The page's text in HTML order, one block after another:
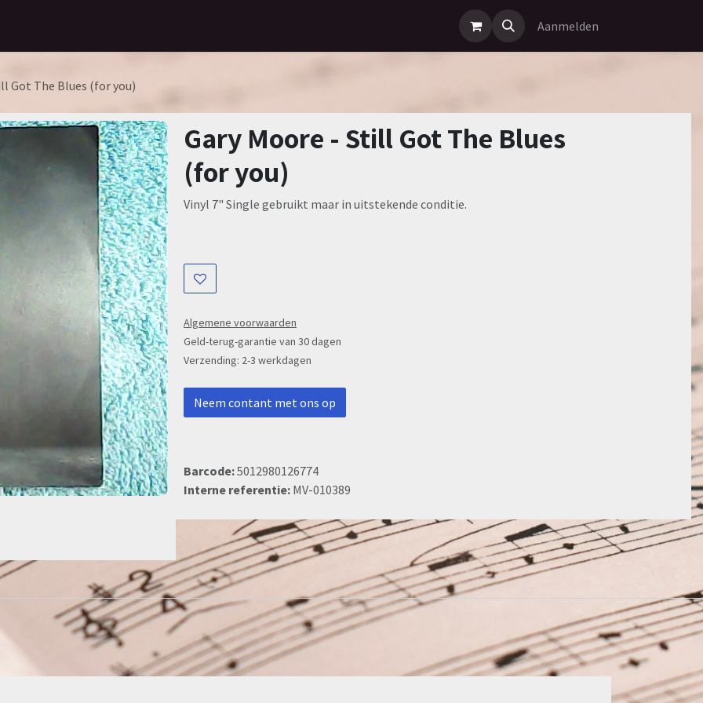
Aanmelden
Got The Blues (for you)
Gary Moore - Still Got The Blues
(for you)
Vinyl 7" Single gebruikt maar in uitstekende conditie.
Algemene voorwaarden
Geld-terug-garantie van 30 dagen
Verzending: 2-3 werkdagen
Neem contant met ons op
Barcode:5012980126774
Interne referentie: MV-010389